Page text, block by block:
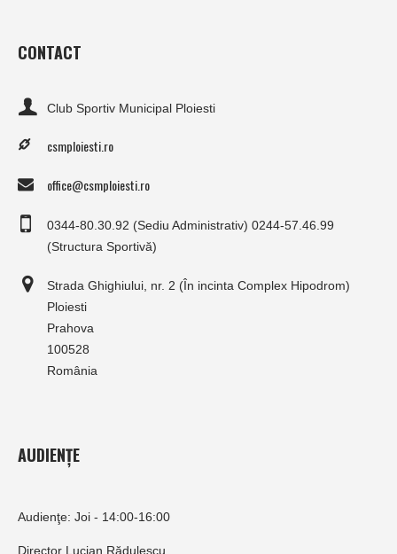
CONTACT
Club Sportiv Municipal Ploiesti
csmploiesti.ro
office@csmploiesti.ro
0344-80.30.92 (Sediu Administrativ) 0244-57.46.99
(Structura Sportivă)
Strada Ghighiului, nr. 2 (În incinta Complex Hipodrom)
Ploiesti
Prahova
100528
România
AUDIENȚE
Audienţe: Joi - 14:00-16:00
Director Lucian Rădulescu